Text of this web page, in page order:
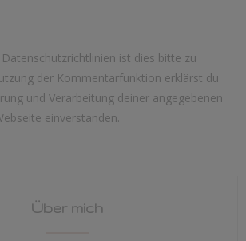
ist dies bitte zu
der Kommentarfunktion erklärst du
und Verarbeitung deiner angegebenen
einverstanden.
Über mich